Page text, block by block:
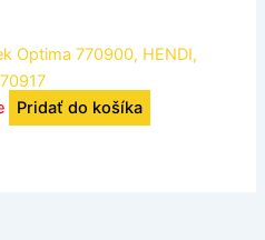
Optima 770900, HENDI,
Pridať do košíka